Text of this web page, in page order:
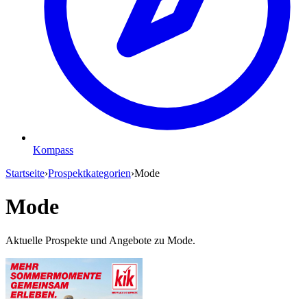
Kompass
Startseite›Prospektkategorien›Mode
Mode
Aktuelle Prospekte und Angebote zu Mode.